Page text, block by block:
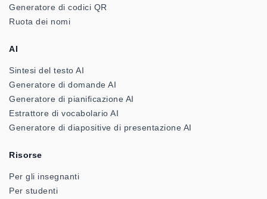
Generatore di codici QR
Ruota dei nomi
AI
Sintesi del testo AI
Generatore di domande AI
Generatore di pianificazione AI
Estrattore di vocabolario AI
Generatore di diapositive di presentazione AI
Risorse
Per gli insegnanti
Per studenti